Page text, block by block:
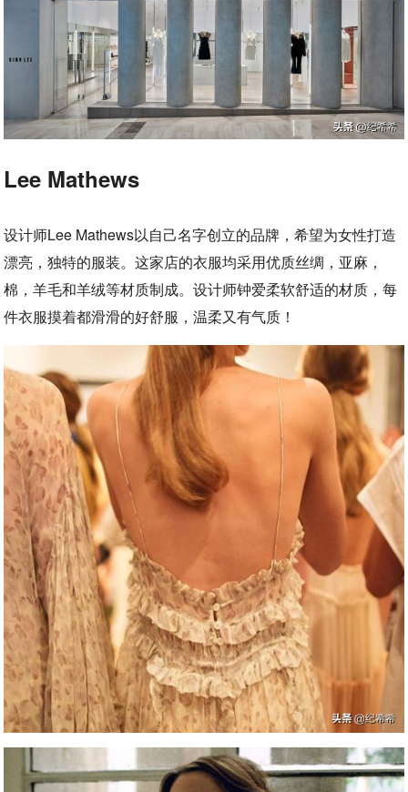
Lee Mathews
设计师Lee Mathews以自己名字创立的品牌，希望为女性打造
漂亮，独特的服装。这家店的衣服均采用优质丝绸，亚麻，
棉，羊毛和羊绒等材质制成。设计师钟爱柔软舒适的材质，每
件衣服摸着都滑滑的好舒服，温柔又有气质！